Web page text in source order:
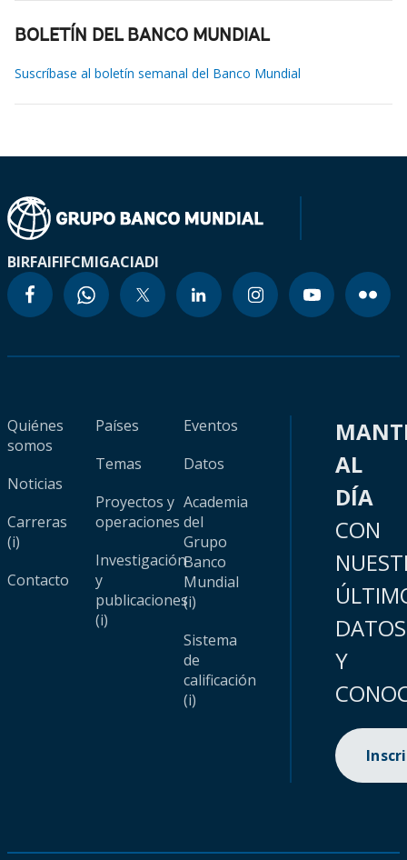
BOLETÍN DEL BANCO MUNDIAL
Suscríbase al boletín semanal del Banco Mundial
BIRFAIFIFCMIGACIADI
Quiénes
somos
Noticias
Carreras
(i)
Contacto
Países
Temas
Proyectos y
operaciones
Investigación
y
publicaciones
(i)
Eventos
Datos
Academia
del
Grupo
Banco
Mundial
(i)
Sistema
de
calificación
(i)
AL
DÍA
CON
DATOS
Y